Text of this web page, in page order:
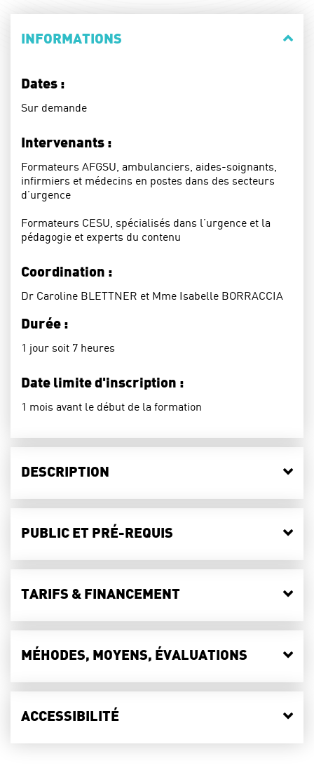
INFORMATIONS
Dates :
Sur demande
Intervenants :
Formateurs AFGSU, ambulanciers, aides-soignants,
infirmiers et médecins en postes dans des secteurs
d’urgence
Formateurs CESU, spécialisés dans l’urgence et la
pédagogie et experts du contenu
Coordination :
Dr Caroline BLETTNER et Mme Isabelle BORRACCIA
Durée :
1 jour soit 7 heures
Date limite d'inscription :
1 mois avant le début de la formation
DESCRIPTION
PUBLIC ET PRÉ-REQUIS
TARIFS & FINANCEMENT
MÉHODES, MOYENS, ÉVALUATIONS
ACCESSIBILITÉ